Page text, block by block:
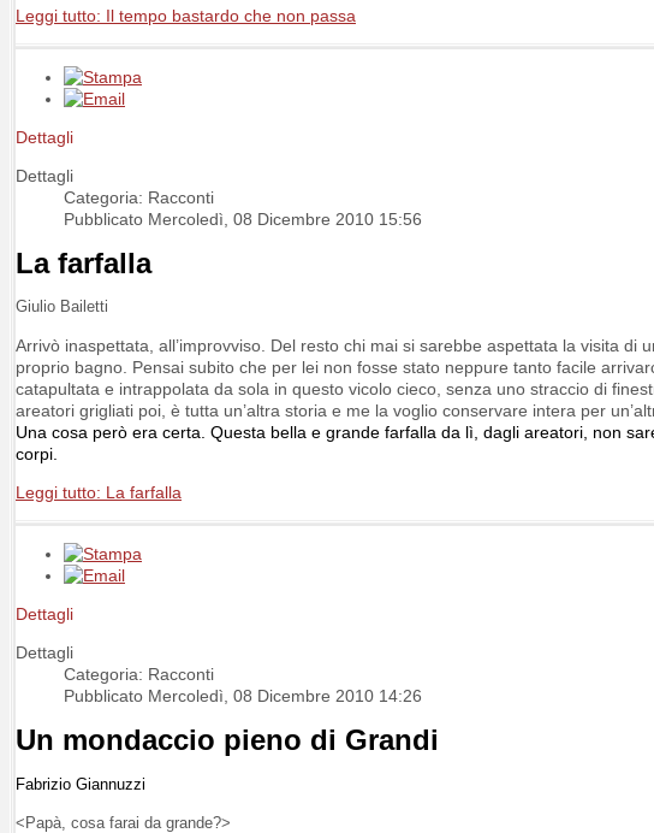
Leggi tutto: Il tempo bastardo che non passa
Dettagli
Dettagli
Categoria: Racconti
Pubblicato Mercoledì, 08 Dicembre 2010 15:56
La farfalla
Giulio Bailetti
Arrivò inaspettata, all’improvviso. Del resto chi mai si sarebbe aspettata la visita di
proprio bagno. Pensai subito che per lei non fosse stato neppure tanto facile
catapultata e intrappolata da sola in questo vicolo cieco, senza uno straccio di
areatori grigliati poi, è tutta un’altra storia e me la voglio conservare intera per
Una cosa però era certa. Questa bella e grande farfalla da lì, dagli areatori, non
corpi.
Leggi tutto: La farfalla
Dettagli
Dettagli
Categoria: Racconti
Pubblicato Mercoledì, 08 Dicembre 2010 14:26
Un mondaccio pieno di Grandi
Fabrizio Giannuzzi
<Papà, cosa farai da grande?>